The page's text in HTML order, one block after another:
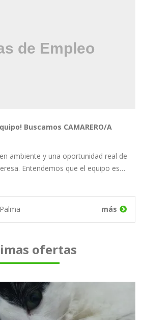
Buscamos CAMARERO/A
ambiente y una oportunidad real de
Entendemos que el equipo es…
más
ofertas